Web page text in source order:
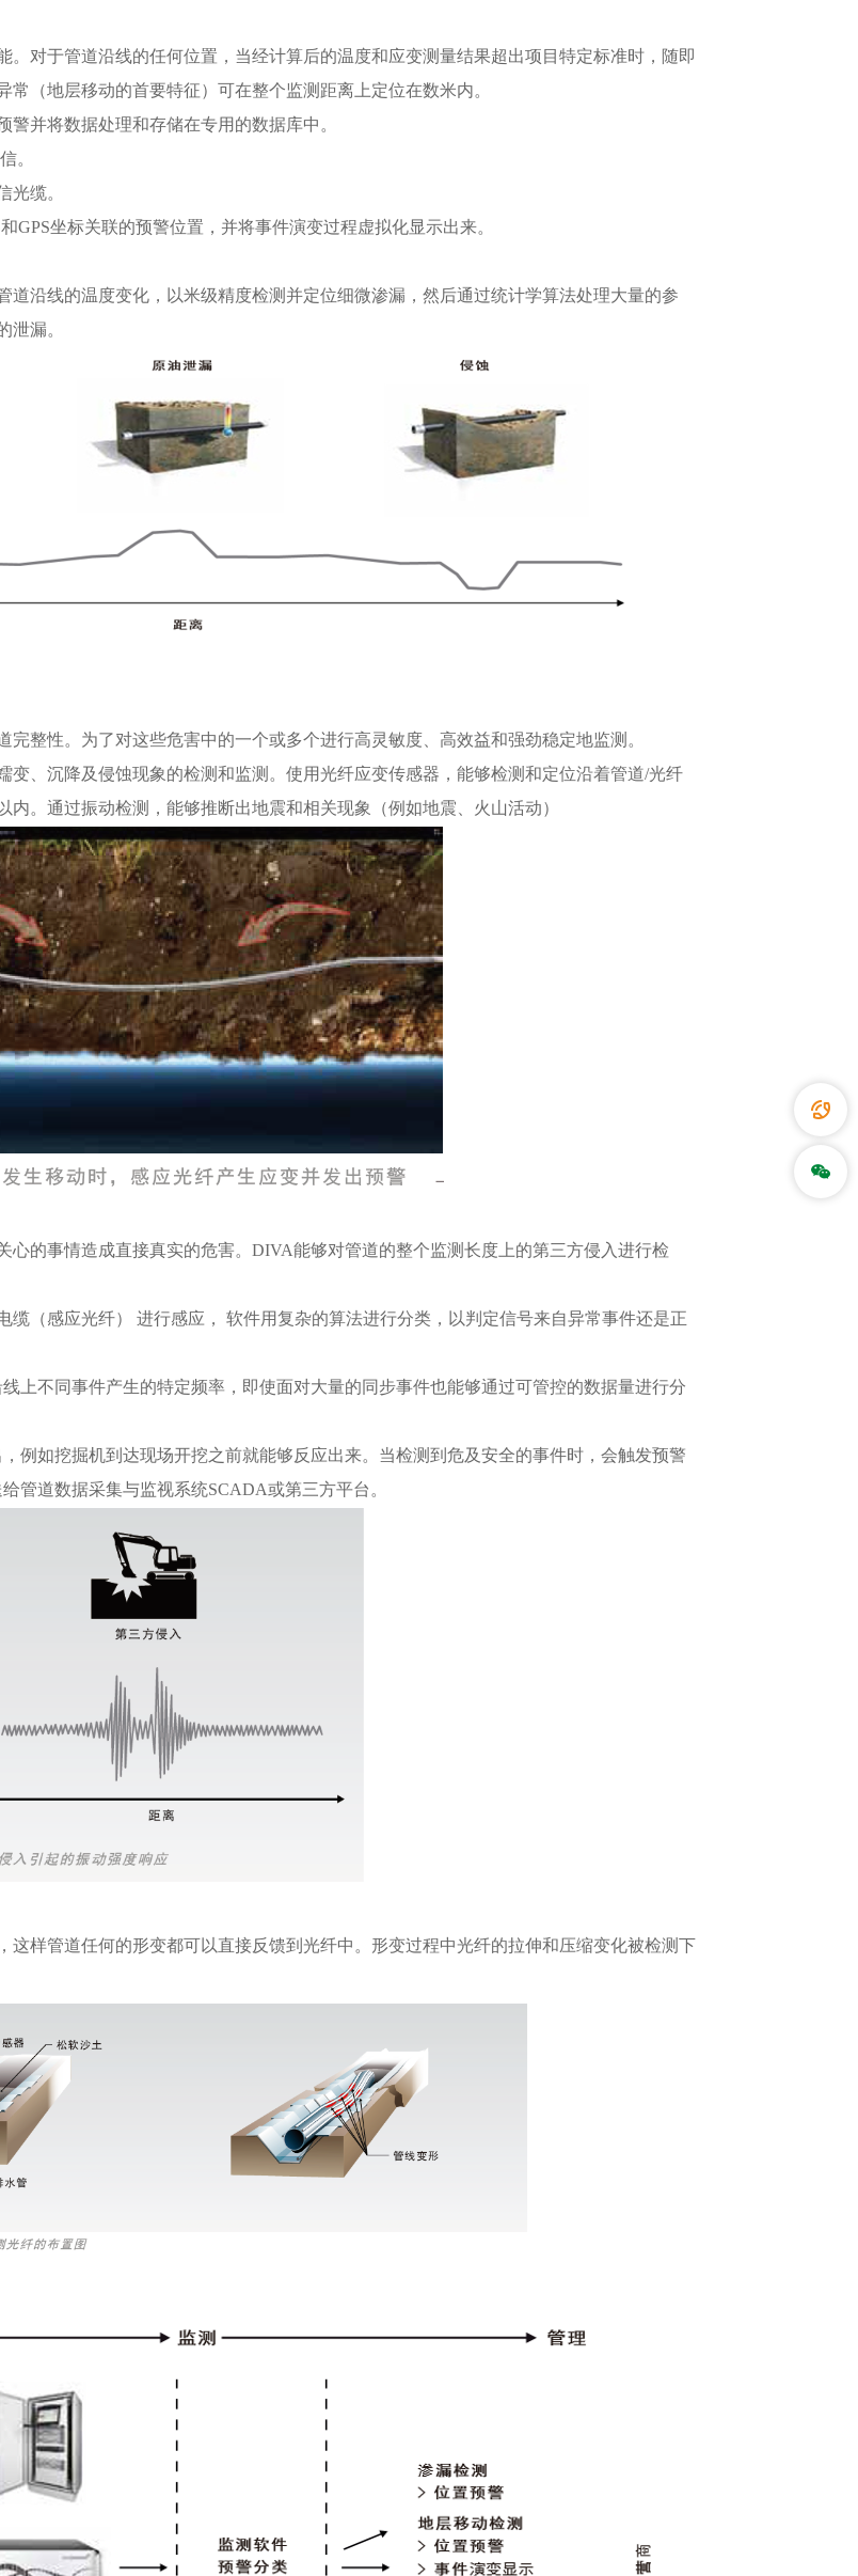
对于管道沿线的任何位置，当经计算后的温度和应变测量结果超出项目特定标准时，随即
（地层移动的首要特征）可在整个监测距离上定位在数米内。
警并将数据处理和存储在专用的数据库中。
。
光缆。
GPS坐标关联的预警位置，并将事件演变过程虚拟化显示出来。
沿线的温度变化，以米级精度检测并定位细微渗漏，然后通过统计学算法处理大量的参
泄漏。
整性。为了对这些危害中的一个或多个进行高灵敏度、高效益和强劲稳定地监测。
、沉降及侵蚀现象的检测和监测。使用光纤应变传感器，能够检测和定位沿着管道/光纤
。通过振动检测，能够推断出地震和相关现象（例如地震、火山活动）
心的事情造成直接真实的危害。DIVA能够对管道的整个监测长度上的第三方侵入进行检
（感应光纤） 进行感应， 软件用复杂的算法进行分类，以判定信号来自异常事件还是正
上不同事件产生的特定频率，即使面对大量的同步事件也能够通过可管控的数据量进行分
例如挖掘机到达现场开挖之前就能够反应出来。当检测到危及安全的事件时，会触发预警
管道数据采集与监视系统SCADA或第三方平台。
这样管道任何的形变都可以直接反馈到光纤中。形变过程中光纤的拉伸和压缩变化被检测下